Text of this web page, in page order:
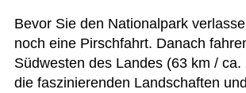
Bevor Sie den Natio­nal­park
noch eine Pirsch­fahrt. Danach
Süd­wes­ten des Lan­des (63 km /
die fas­zi­nie­ren­den Land­schaf­ten